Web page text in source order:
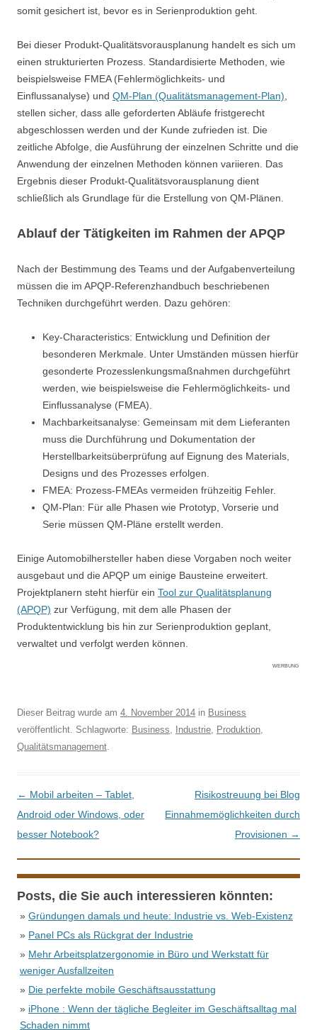
somit gesichert ist, bevor es in Serienproduktion geht.
Bei dieser Produkt-Qualitätsvorausplanung handelt es sich um
einen strukturierten Prozess. Standardisierte Methoden, wie
beispielsweise FMEA (Fehlermöglichkeits- und
Einflussanalyse) und QM-Plan (Qualitätsmanagement-Plan)
stellen sicher, dass alle geforderten Abläufe fristgerecht
abgeschlossen werden und der Kunde zufrieden ist. Die
zeitliche Abfolge, die Ausführung der einzelnen Schritte und die
Anwendung der einzelnen Methoden können variieren. Das
Ergebnis dieser Produkt-Qualitätsvorausplanung dient
schließlich als Grundlage für die Erstellung von QM-Plänen.
Ablauf der Tätigkeiten im Rahmen der APQP
Nach der Bestimmung des Teams und der Aufgabenverteilung
müssen die im APQP-Referenzhandbuch beschriebenen
Techniken durchgeführt werden. Dazu gehören:
Key-Characteristics: Entwicklung und Definition der
besonderen Merkmale. Unter Umständen müssen hierfür
gesonderte Prozesslenkungsmaßnahmen durchgeführt
werden, wie beispielsweise die Fehlermöglichkeits- und
Einflussanalyse (FMEA).
Machbarkeitsanalyse: Gemeinsam mit dem Lieferanten
muss die Durchführung und Dokumentation der
Herstellbarkeitsüberprüfung auf Eignung des Materials,
Designs und des Prozesses erfolgen.
FMEA: Prozess-FMEAs vermeiden frühzeitig Fehler.
QM-Plan: Für alle Phasen wie Prototyp, Vorserie und
Serie müssen QM-Pläne erstellt werden.
Einige Automobilhersteller haben diese Vorgaben noch weiter
ausgebaut und die APQP um einige Bausteine erweitert.
Projektplanern steht hierfür ein Tool zur Qualitätsplanung
(APQP) zur Verfügung, mit dem alle Phasen der
Produktentwicklung bis hin zur Serienproduktion geplant,
verwaltet und verfolgt werden können.
WERBUNG
Dieser Beitrag wurde am 4. November 2014 in Business
veröffentlicht. Schlagworte: Business, Industrie, Produktion,
Qualitätsmanagement.
Beitrags-Navigation
← Mobil arbeiten – Tablet,
Android oder Windows, oder
besser Notebook?
Risikostreuung bei Blog
Einnahmemöglichkeiten durch
Provisionen →
Posts, die Sie auch interessieren könnten:
» Gründungen damals und heute: Industrie vs. Web-Existenz
» Panel PCs als Rückgrat der Industrie
» Mehr Arbeitsplatzergonomie in Büro und Werkstatt für
weniger Ausfallzeiten
» Die perfekte mobile Geschäftsausstattung
» iPhone : Wenn der tägliche Begleiter im Geschäftsalltag mal
Schaden nimmt